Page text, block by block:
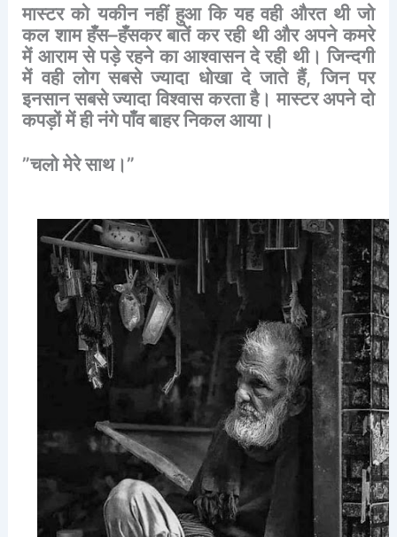
मास्टर को यकीन नहीं हुआ कि यह वही औरत थी जो
कल शाम हँस–हँसकर बातें कर रही थी और अपने कमरे
में आराम से पड़े रहने का आश्वासन दे रही थी। जिन्दगी
में वही लोग सबसे ज्यादा धोखा दे जाते हैं,जिन पर
इनसान सबसे ज्यादा विश्वास करता है। मास्टर अपने दो
कपड़ोंमेंहीनंगेपाँवबाहरनिकलआया।
”चलोमेरेसाथ।”